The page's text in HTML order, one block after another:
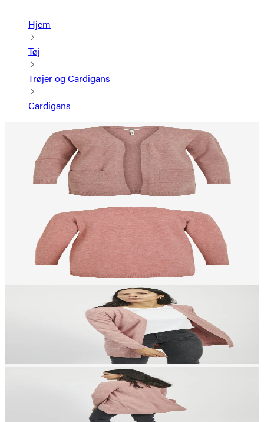
Hjem
Tøj
Trøjer og Cardigans
Cardigans